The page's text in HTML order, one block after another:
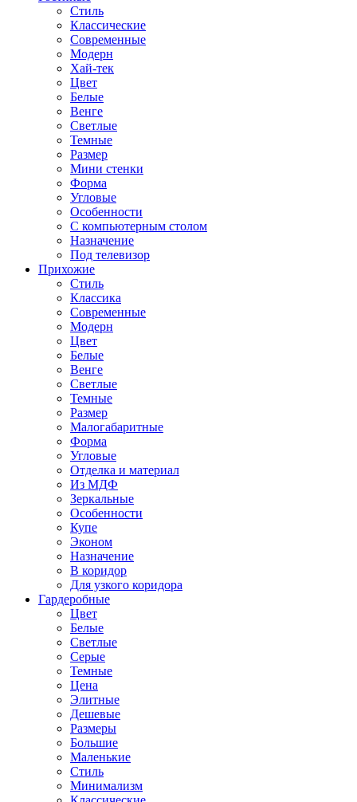
Стиль
Классические
Современные
Модерн
Хай-тек
Цвет
Белые
Венге
Светлые
Темные
Размер
Мини стенки
Форма
Угловые
Особенности
С компьютерным столом
Назначение
Под телевизор
Прихожие
Стиль
Классика
Современные
Модерн
Цвет
Белые
Венге
Светлые
Темные
Размер
Малогабаритные
Форма
Угловые
Отделка и материал
Из МДФ
Зеркальные
Особенности
Купе
Эконом
Назначение
В коридор
Для узкого коридора
Гардеробные
Цвет
Белые
Светлые
Серые
Темные
Цена
Элитные
Дешевые
Размеры
Большие
Маленькие
Стиль
Минимализм